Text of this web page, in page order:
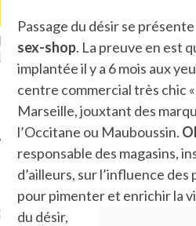
ATTACHÉS À LA
DE L’AMBASSADE
À PARIS. POURQUOI
? POUR QUI ?
UN
DE
MES DERNIERS
SUR FACEBOOK
Passage du désir se présente
sex-shop. La preuve en est
implantée il y a 6 mois aux
centre commercial très chic «
Marseille, jouxtant des
l’Occitane ou Mauboussin.
responsable des magasins,
d’ailleurs, sur l’influence des
pour pimenter et enrichir la
du désir,